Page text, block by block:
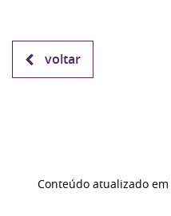
voltar
Conteúdo atualizado em